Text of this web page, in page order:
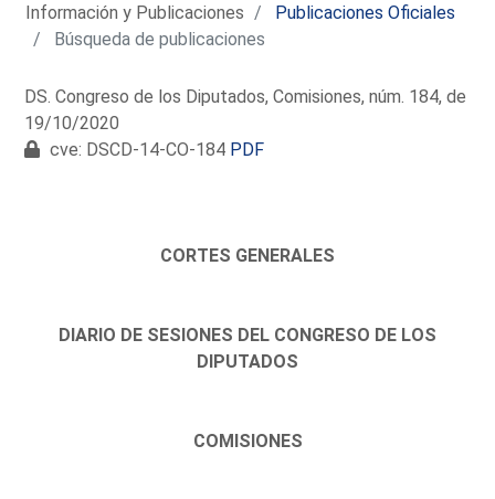
Información y Publicaciones
Publicaciones Oficiales
Búsqueda de publicaciones
DS. Congreso de los Diputados, Comisiones, núm. 184, de
19/10/2020
cve: DSCD-14-CO-184 PDF
CORTES GENERALES
DIARIO DE SESIONES DEL CONGRESO DE LOS
DIPUTADOS
COMISIONES